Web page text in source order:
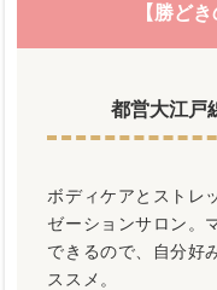
【勝ど
都営大江戸
ボディケアとストレ
ゼーションサロン。
できるので、自分好
ススメ。